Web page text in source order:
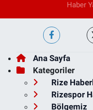
Haber
Ana Sayfa
Kategoriler
Rize
Rizespor
Bölgemiz